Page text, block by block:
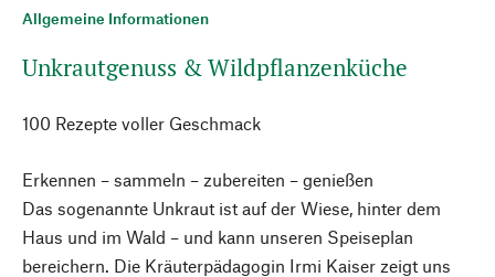
Allgemeine Informationen
Unkrautgenuss & Wildpflanzenküche
100 Rezepte voller Geschmack
Erkennen – sammeln – zubereiten – genießen
Das sogenannte Unkraut ist auf der Wiese, hinter dem
Haus und im Wald – und kann unseren Speiseplan
bereichern. Die Kräuterpädagogin Irmi Kaiser zeigt uns